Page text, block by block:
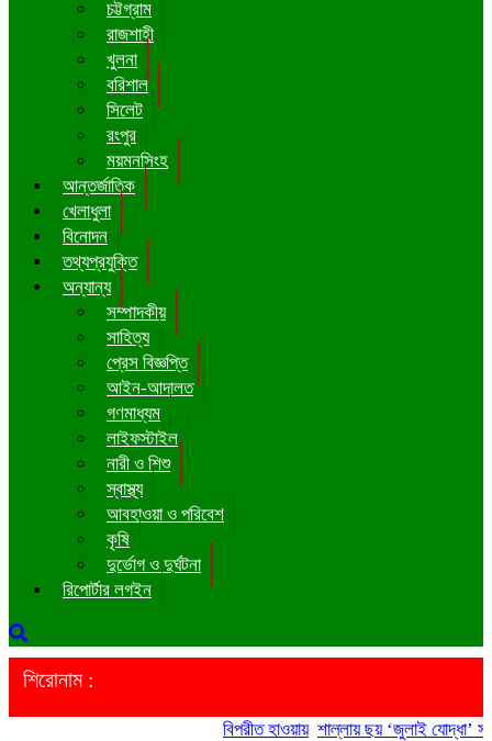
চট্টগ্রাম
রাজশাহী
খুলনা
বরিশাল
সিলেট
রংপুর
ময়মনসিংহ
আন্তর্জাতিক
খেলাধুলা
বিনোদন
তথ্যপ্রযুক্তি
অন্যান্য
সম্পাদকীয়
সাহিত্য
প্রেস বিজ্ঞপ্তি
আইন-আদালত
গণমাধ্যম
লাইফস্টাইল
নারী ও শিশু
স্বাস্থ্য
আবহাওয়া ও পরিবেশ
কৃষি
দুর্ভোগ ও দুর্ঘটনা
রিপোর্টার লগইন
শিরোনাম :
বিপরীত হাওয়ায় শাল্লায় ছয় ‘জুলাই যোদ্ধা’